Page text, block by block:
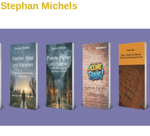
Stephan Michels